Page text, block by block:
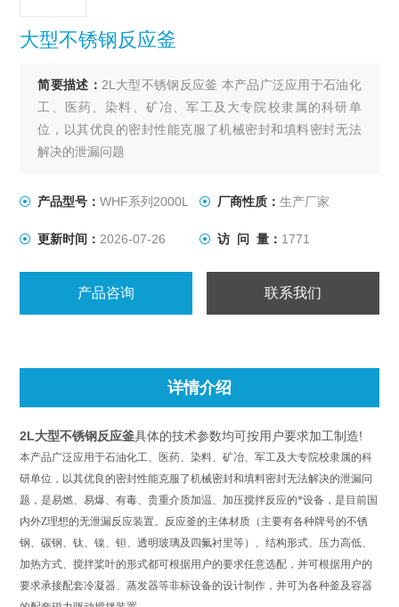
大型不锈钢反应釜
简要描述： 2L大型不锈钢反应釜 本产品广泛应用于石油化
工、医药、染料、矿冶、军工及大专院校隶属的科研单
位，以其优良的密封性能克服了机械密封和填料密封无法
解决的泄漏问题
产品型号：WHF系列2000L 厂商性质： 生产厂家
更新时间： 2026-07-26 访 问 量： 1771
产品咨询 联系我们
详情介绍
2L大型不锈钢反应釜具体的技术参数均可按用户要求加工制造!
本产品广泛应用于石油化工、医药、染料、矿冶、军工及大专院校隶属的科
研单位，以其优良的密封性能克服了机械密封和填料密封无法解决的泄漏问
题，是易燃、易爆、有毒、贵重介质加温、加压搅拌反应的*设备，是目前国
内外Z理想的无泄漏反应装置。反应釜的主体材质（主要有各种牌号的不锈
钢、碳钢、钛、镍、钽、透明玻璃及四氟衬里等）、结构形式、压力高低、
加热方式、搅拌桨叶的形式都可根据用户的要求任意选配，并可根据用户的
要求承接配套冷凝器、蒸发器等非标设备的设计制作，并可为各种釜及容器